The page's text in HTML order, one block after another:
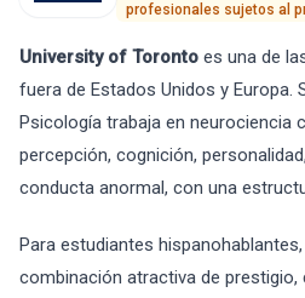
profesionales sujetos al
University of Toronto es una de
fuera de Estados Unidos y Europa.
Psicología trabaja en neurociencia
percepción, cognición,
conducta anormal, con una
Para estudiantes
combinación atractiva de prestigio,